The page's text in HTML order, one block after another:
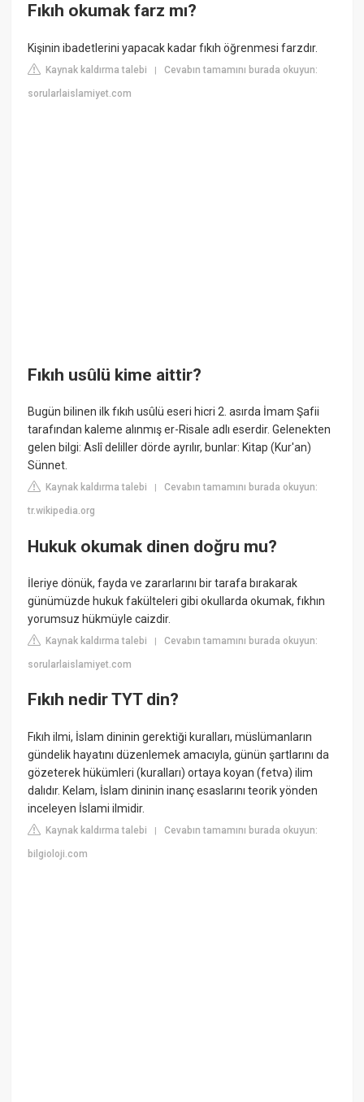
Fıkıh okumak farz mı?
Kişinin ibadetlerini yapacak kadar fıkıh öğrenmesi farzdır.
Kaynak kaldırma talebi |Cevabın tamamını burada okuyun:
sorularlaislamiyet.com
Fıkıh usûlü kime aittir?
Bugün bilinen ilk fıkıh usûlü eseri hicri 2. asırda İmam Şafii
tarafından kaleme alınmış er-Risale adlı eserdir. Gelenekten
gelen bilgi: Aslî deliller dörde ayrılır, bunlar: Kitap (Kur'an)
Sünnet.
Kaynak kaldırma talebi |Cevabın tamamını burada okuyun:
tr.wikipedia.org
Hukuk okumak dinen doğru mu?
İleriye dönük, fayda ve zararlarını bir tarafa bırakarak
günümüzde hukuk fakülteleri gibi okullarda okumak, fıkhın
yorumsuz hükmüyle caizdir.
Kaynak kaldırma talebi |Cevabın tamamını burada okuyun:
sorularlaislamiyet.com
Fıkıh nedir TYT din?
Fıkıh ilmi, İslam dininin gerektiği kuralları, müslümanların
gündelik hayatını düzenlemek amacıyla, günün şartlarını da
gözeterek hükümleri (kuralları) ortaya koyan (fetva) ilim
dalıdır. Kelam, İslam dininin inanç esaslarını teorik yönden
inceleyen İslami ilmidir.
Kaynak kaldırma talebi |Cevabın tamamını burada okuyun:
bilgioloji.com